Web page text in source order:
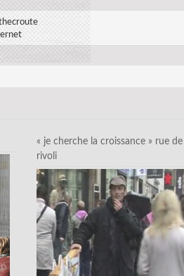
« je cherche la croissance » rue de
rivoli